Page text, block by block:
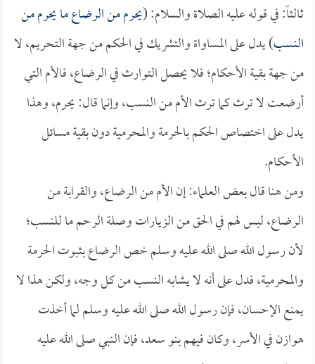
ثالثاً: في قوله عليه الصلاة والسلام: (يحرم من الرضاع ما يحرم من
النسب) يدل على المساواة والتشريك في الحكم من جهة التحريم، لا
من جهة بقية الأحكام؛ فلا يحصل التوارث في الرضاع، فالأم التي
أرضعت لا ترث كما ترث الأم من النسب، وإنما قال: يحرم، وهذا
يدل على اختصاص الحكم بالحرمة والمحرمية دون بقية مسائل
الأحكام.
ومن هنا قال بعض العلماء: إن الأم من الرضاع، والقرابة من
الرضاع، ليس لهم في الحق من الزيارات وصلة الرحم ما للنسب؛
لأن رسول الله صلى الله عليه وسلم خص الرضاع بثبوت الحرمة
والمحرمية، فدل على أنه لا يشابه النسب من كل وجه، ولكن هذا لا
يمنع الإحسان، فإن رسول الله صلى الله عليه وسلم لما أخذت
هوازن في الأسر، وكان فيهم بنو سعد، فإن النبي صلى الله عليه